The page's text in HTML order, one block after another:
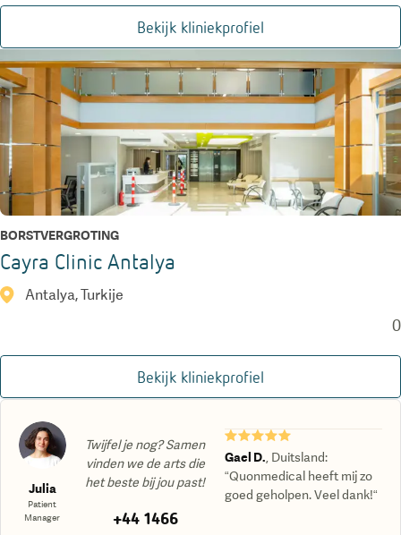
Bekijk kliniekprofiel
BORSTVERGROTING
Cayra Clinic Antalya
Antalya, Turkije
0
Bekijk kliniekprofiel
Julia
Patient
Manager
Twijfel je nog? Samen
vinden we de arts die
het beste bij jou past!
+44 1466
★★★★★
Gael D. Duitsland:
“Quonmedical heeft mij zo
goed geholpen. Veel dank!“